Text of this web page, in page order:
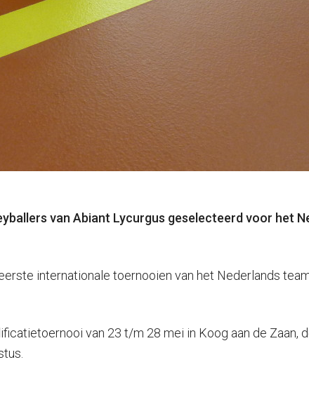
van Abiant Lycurgus geselecteerd voor het
internationale toernooien van het Nederlands
van 23 t/m 28 mei in Koog aan de